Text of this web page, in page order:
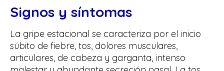
Signos y síntomas
La gripe estacional se caracteriza por el inicio
súbito de fiebre, tos, dolores musculares,
articulares, de cabeza y garganta, intenso